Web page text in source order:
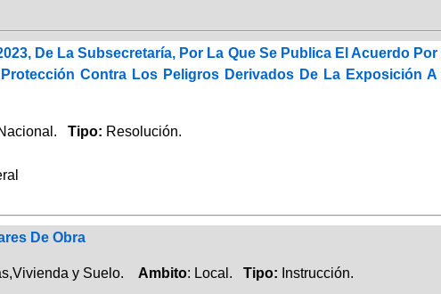
De La Subsecretaría, Por La Que Se Publica El Acuerdo
Contra Los Peligros Derivados De La Exposición A
Tipo: Resolución.
De Obra
y Suelo. Ambito: Local. Tipo: Instrucción.